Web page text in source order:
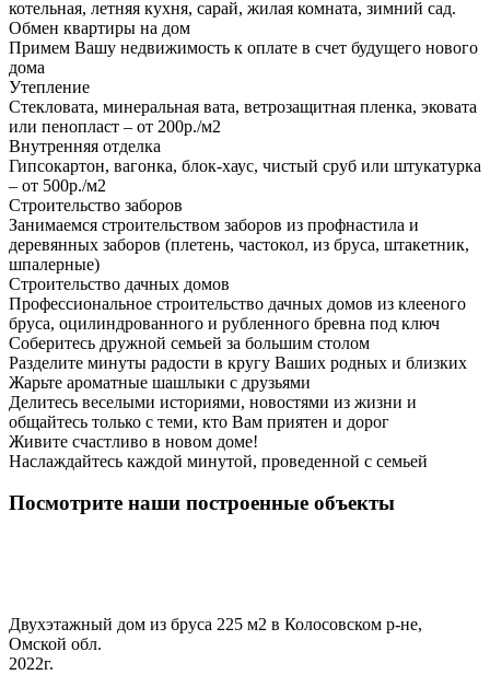
котельная, летняя кухня, сарай, жилая комната, зимний сад.
Обмен квартиры на дом
Примем Вашу недвижимость к оплате в счет будущего нового
дома
Утепление
Стекловата, минеральная вата, ветрозащитная пленка, эковата
или пенопласт – от 200р./м2
Внутренняя отделка
Гипсокартон, вагонка, блок-хаус, чистый сруб или штукатурка
– от 500р./м2
Строительство заборов
Занимаемся строительством заборов из профнастила и
деревянных заборов (плетень, частокол, из бруса, штакетник,
шпалерные)
Строительство дачных домов
Профессиональное строительство дачных домов из клееного
бруса, оцилиндрованного и рубленного бревна под ключ
Соберитесь дружной семьей за большим столом
Разделите минуты радости в кругу Ваших родных и близких
Жарьте ароматные шашлыки с друзьями
Делитесь веселыми историями, новостями из жизни и
общайтесь только с теми, кто Вам приятен и дорог
Живите счастливо в новом доме!
Наслаждайтесь каждой минутой, проведенной с семьей
Посмотрите наши построенные объекты
Двухэтажный дом из бруса 225 м2 в Колосовском р-не,
Омской обл.
2022г.